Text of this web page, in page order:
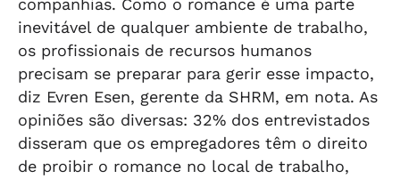
companhias. Como o romance é uma parte
inevitável de qualquer ambiente de trabalho,
os profissionais de recursos humanos
precisam se preparar para gerir esse impacto,
diz Evren Esen, gerente da SHRM, em nota. As
opiniões são diversas: 32% dos entrevistados
disseram que os empregadores têm o direito
de proibir o romance no local de trabalho,